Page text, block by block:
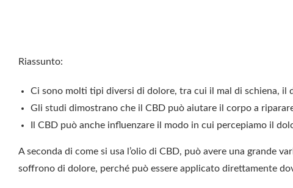
Riassunto:
Ci sono molti tipi diversi di dolore, tra cui il mal di schiena, il
Gli studi dimostrano che il CBD può aiutare il corpo a
Il CBD può anche influenzare il modo in cui percepiamo il
A seconda di come si usa l’olio di CBD, può avere una grande
soffrono di dolore, perché può essere applicato direttamente